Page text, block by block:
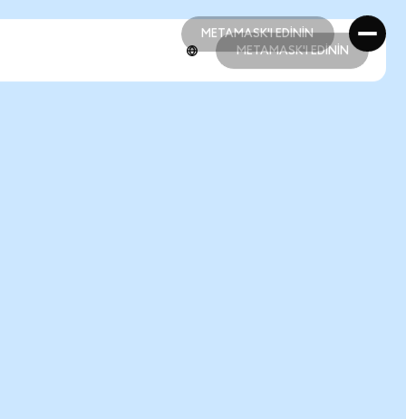
METAMASK'I EDİNİN
METAMASK'I EDİNİN
METAMASK'I EDİNİN